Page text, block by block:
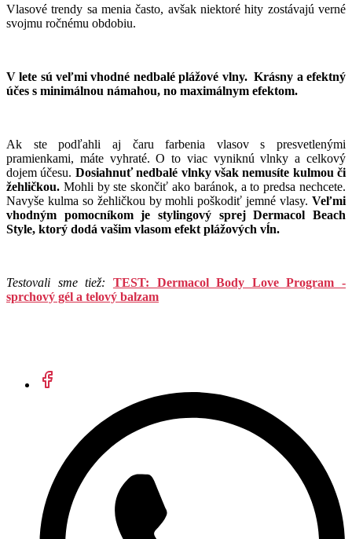
Vlasové trendy sa menia často, avšak niektoré hity zostávajú verné
svojmu ročnému obdobiu.
V lete sú veľmi vhodné nedbalé plážové vlny. Krásny a efektný
účes s minimálnou námahou, no maximálnym efektom.
Ak ste podľahli aj čaru farbenia vlasov s presvetlenými
pramienkami, máte vyhraté. O to viac vyniknú vlnky a celkový
dojem účesu. Dosiahnuť nedbalé vlnky však nemusíte kulmou či
žehličkou. Mohli by ste skončiť ako baránok, a to predsa nechcete.
Navyše kulma so žehličkou by mohli poškodiť jemné vlasy. Veľmi
vhodným pomocníkom je stylingový sprej Dermacol Beach
Style, ktorý dodá vašim vlasom efekt plážových vĺn.
Testovali sme tiež: TEST: Dermacol Body Love Program -
sprchový gél a telový balzam